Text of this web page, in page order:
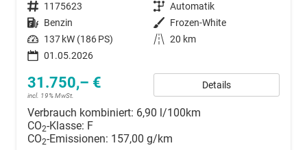
Fahrzeugnummer 1175623 Getriebe Automatik
Kraftstoff Benzin Außenfarbe Frozen-White
Leistung 137 kW (186 PS) Kilometerstand 20 km
01.05.2026
31.750,– €
incl. 19% MwSt.
Details
Verbrauch kombiniert: 6,90 l/100km
CO2-Klasse: F
CO2-Emissionen: 157,00 g/km